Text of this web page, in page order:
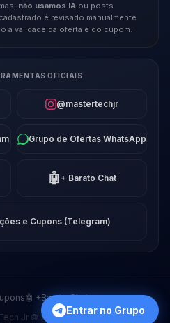
não usamos IA ou posts
é revisado manualmente
a validade da oferta e do cupom.
OFICIAIS
@mastertechjr
Grupo de Ofertas WhatsApp
🤖+ Barato Chat
e Cupons (Telegram)
🤖 +Barato Chat
Jr © 2026
Entrar no Grupo